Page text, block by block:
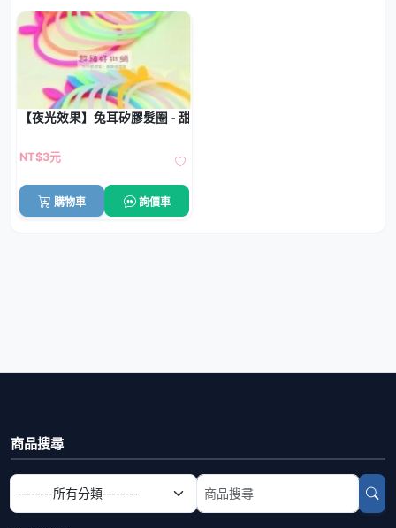
【夜光效果】兔耳矽膠髮圈 - 甜美彈力手環髮束
NT$3元
購物車 詢價車
商品搜尋
選擇商品分類
搜尋商品關鍵字